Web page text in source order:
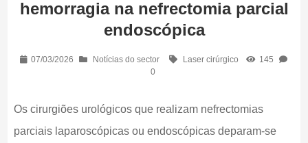
hemorragia na nefrectomia parcial
endoscópica
07/03/2026 Notícias do sector Laser cirúrgico
145
0
Os cirurgiões urológicos que realizam nefrectomias
parciais laparoscópicas ou endoscópicas deparam-se